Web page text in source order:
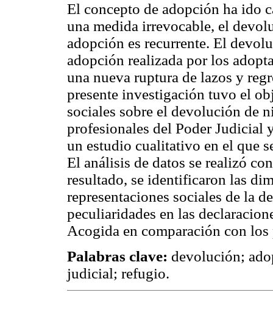
El concepto de adopción ha ido
una medida irrevocable, el
adopción es recurrente. El
adopción realizada por los
una nueva ruptura de lazos y
presente investigación tuvo el
sociales sobre el devolución de
profesionales del Poder Judicial
un estudio cualitativo en el que
El análisis de datos se realizó
resultado, se identificaron las
representaciones sociales de la
peculiaridades en las
Acogida en comparación con
Palabras clave: devolución;
judicial; refugio.